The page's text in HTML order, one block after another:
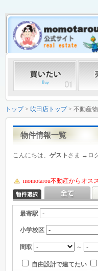
トップ> 吹田店トップ> 不動産
物件情報一覧
こんにちは、 ゲスト さま →ロ
momotarou不動産からオス
最寄駅
小学校区
間取 ～
自由設計で建てたい